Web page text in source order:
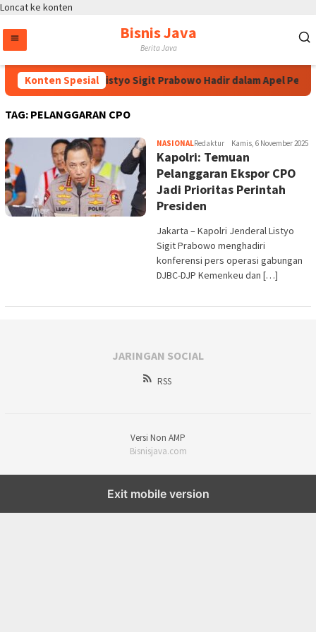
Loncat ke konten
Bisnis Java
Berita Java
Konten Spesial
Kapolri Jenderal Listyo Sigit Prabowo Hadir dalam Apel
TAG: PELANGGARAN CPO
NASIONALRedaktur Kamis, 6 November 2025
Kapolri: Temuan
Pelanggaran Ekspor CPO
Jadi Prioritas Perintah
Presiden
Jakarta – Kapolri Jenderal Listyo
Sigit Prabowo menghadiri
konferensi pers operasi gabungan
DJBC-DJP Kemenkeu dan […]
JARINGAN SOCIAL
RSS
Versi Non AMP
Bisnisjava.com
Exit mobile version